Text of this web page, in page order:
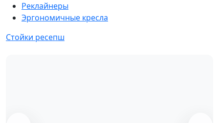
Реклайнеры
Эргономичные кресла
Стойки ресепш